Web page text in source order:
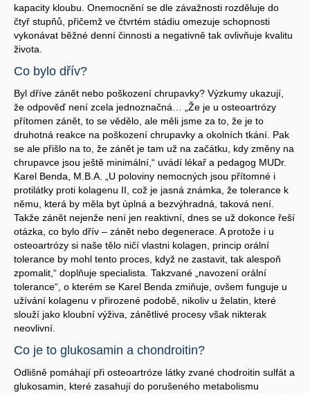
kapacity kloubu. Onemocnění se dle závažnosti rozděluje do
čtyř stupňů, přičemž ve čtvrtém stádiu omezuje schopnosti
vykonávat běžné denní činnosti a negativně tak ovlivňuje kvalitu
života.
Co bylo dřív?
Byl dříve zánět nebo poškození chrupavky? Výzkumy ukazují,
že odpověď není zcela jednoznačná… „Že je u osteoartrózy
přítomen zánět, to se vědělo, ale měli jsme za to, že je to
druhotná reakce na poškození chrupavky a okolních tkání. Pak
se ale přišlo na to, že zánět je tam už na začátku, kdy změny na
chrupavce jsou ještě minimální,“ uvádí lékař a pedagog MUDr.
Karel Benda, M.B.A. „U poloviny nemocných jsou přítomné i
protilátky proti kolagenu II, což je jasná známka, že tolerance k
němu, která by měla byt úplná a bezvýhradná, taková není.
Takže zánět nejenže není jen reaktivní, dnes se už dokonce řeší
otázka, co bylo dřív – zánět nebo degenerace. A protože i u
osteoartrózy si naše tělo ničí vlastni kolagen, princip orální
tolerance by mohl tento proces, když ne zastavit, tak alespoň
zpomalit,“ doplňuje specialista. Takzvané „navození orální
tolerance“, o kterém se Karel Benda zmiňuje, ovšem funguje u
užívání kolagenu v přirozené podobě, nikoliv u želatin, které
slouží jako kloubní výživa, zánětlivé procesy však nikterak
neovlivní.
Co je to glukosamin a chondroitin?
Odlišně pomáhají při osteoartróze látky zvané chodroitin sulfát a
glukosamin, které zasahují do porušeného metabolismu